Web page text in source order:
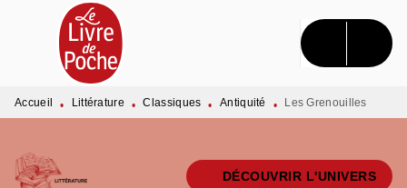
MENU RECHERCHE CONTENU
PIED DE PAGE
Accueil • Littérature • Classiques • Antiquité • Les Grenouilles
DÉCOUVRIR L'UNIVERS